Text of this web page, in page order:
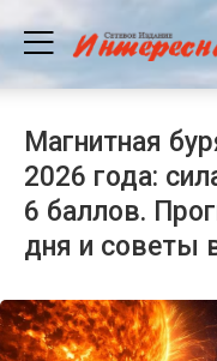
Магнитная
2026 года:
6 баллов.
дня и советы